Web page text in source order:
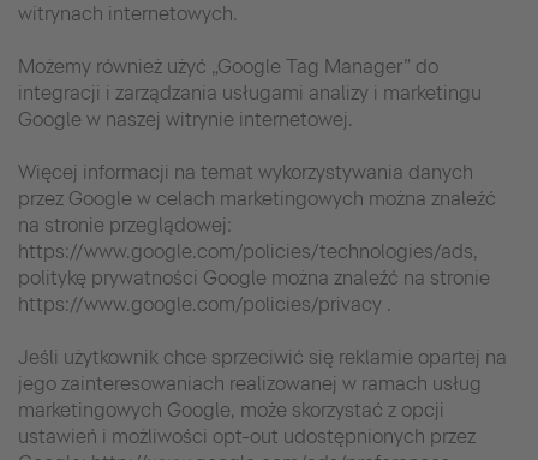
witrynach internetowych.
Możemy również użyć „Google Tag Manager” do
integracji i zarządzania usługami analizy i marketingu
Google w naszej witrynie internetowej.
Więcej informacji na temat wykorzystywania danych
przez Google w celach marketingowych można znaleźć
na stronie przeglądowej:
https://www.google.com/policies/technologies/ads,
politykę prywatności Google można znaleźć na stronie
https://www.google.com/policies/privacy .
Jeśli użytkownik chce sprzeciwić się reklamie opartej na
jego zainteresowaniach realizowanej w ramach usług
marketingowych Google, może skorzystać z opcji
ustawień i możliwości opt-out udostępnionych przez